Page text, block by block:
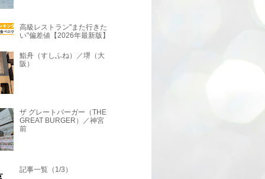
高級レストラン"また行きた
い"偏差値【2026年最新版】
鮨舟（すしふね）／堺（大
阪）
ザ グレートバーガー（THE
GREAT BURGER）／神宮
前
記事一覧（1/3）